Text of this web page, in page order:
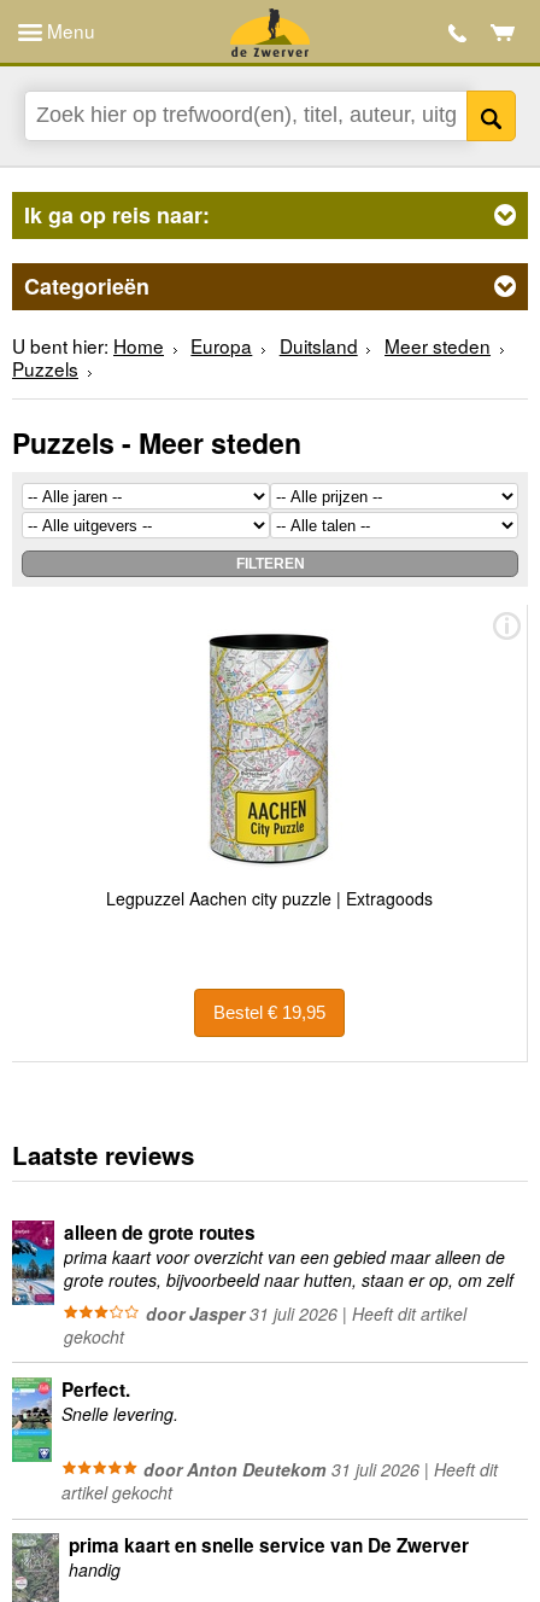
Menu
Ik ga op reis naar:
Categorieën
U bent hier: Home Europa Duitsland
Meer steden
Puzzels
Puzzels - Meer steden
Legpuzzel Aachen city puzzle | Extragoods
Bestel € 19,95
Laatste reviews
alleen de grote routes
prima kaart voor overzicht van een gebied maar alleen de
grote routes, bijvoorbeeld naar hutten, staan er op, om zelf
wandelingen te plannen minder geschikt
door Jasper31 juli 2026 | Heeft dit artikel
gekocht
Perfect.
Snelle levering.
door Anton Deutekom31 juli 2026 | Heeft dit
artikel gekocht
prima kaart en snelle service van De Zwerver
handig